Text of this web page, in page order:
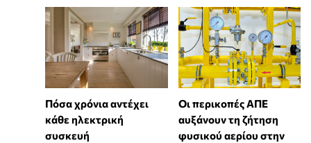
Πόσα χρόνια αντέχει
κάθε ηλεκτρική
συσκευή
Οι περικοπές ΑΠΕ
αυξάνουν τη ζήτηση
φυσικού αερίου στην